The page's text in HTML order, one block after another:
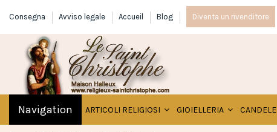
Consegna Avviso legale Accueil Blog Diventa un rivenditore
Navigation ARTICOLI RELIGIOSI GIOIELLERIA CANDELE